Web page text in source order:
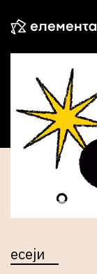
НАУКА У СРБИЈИ
НАУЧНЕ ВЕСТИ
У ЦЕНТРУ
ИНТЕРВЈУ
ВИДЕО
есеји